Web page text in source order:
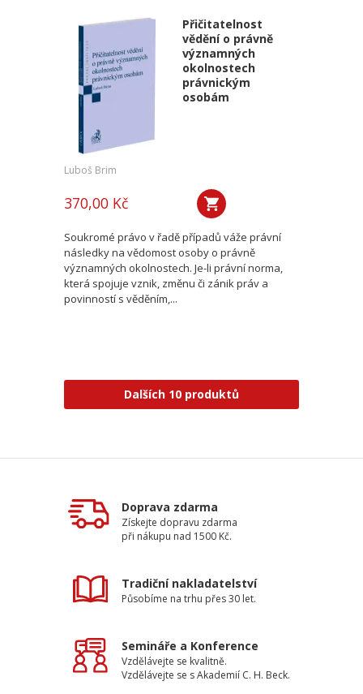
Přičitatelnost
vědění o právně
významných
okolnostech
právnickým
osobám
Luboš Brim
370,00 Kč
Soukromé právo v řadě případů váže právní
následky na vědomost osoby o právně
významných okolnostech. Je-li právní norma,
která spojuje vznik, změnu či zánik práv a
povinností s věděním,...
Dalších 10 produktů
Doprava zdarma
Získejte dopravu zdarma
při nákupu nad 1500 Kč.
Tradiční nakladatelství
Působíme na trhu přes 30 let.
Semináře a Konference
Vzdělávejte se kvalitně.
Vzdělávejte se s Akademií C. H. Beck.